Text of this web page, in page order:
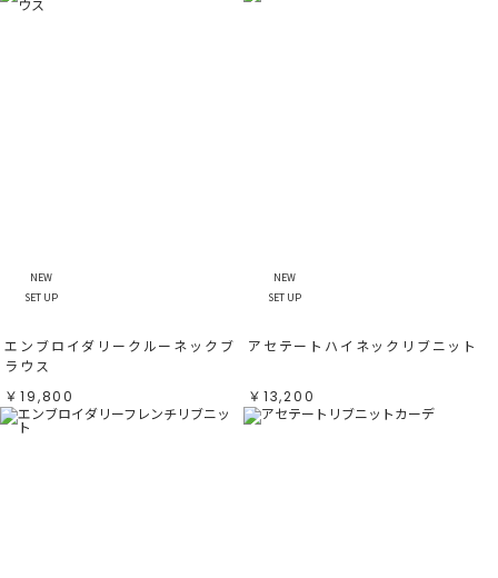
NEW
SET UP
エンブロイダリークルーネックブ
ラウス
￥19,800
NEW
SET UP
アセテートハイネックリブニット
￥13,200